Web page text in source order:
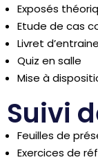
Exposés
Etude de cas
Livret
Quiz en salle
Mise à
Suivi
Feuilles de
Exercices de